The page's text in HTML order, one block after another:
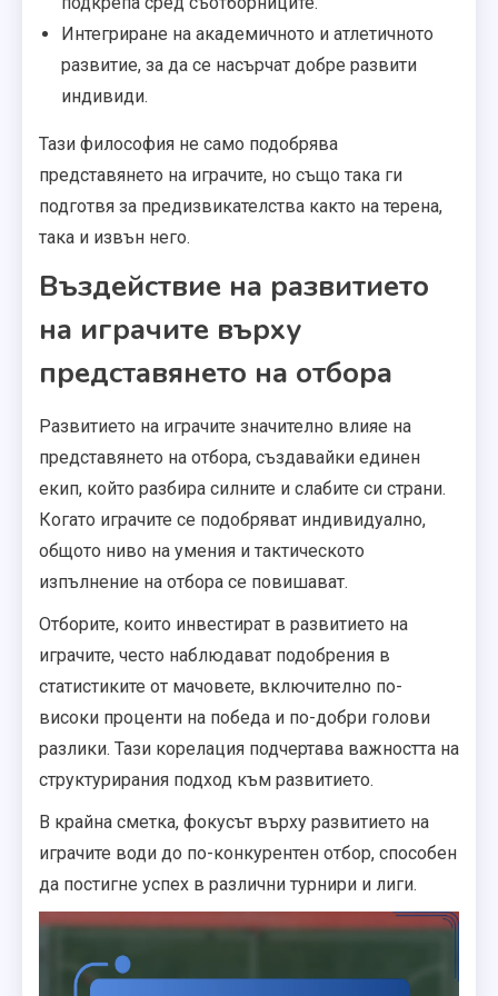
Интегриране на академичното и атлетичното
развитие, за да се насърчат добре развити
индивиди.
Тази философия не само подобрява
представянето на играчите, но също така ги
подготвя за предизвикателства както на терена,
така и извън него.
Въздействие на развитието
на играчите върху
представянето на отбора
Развитието на играчите значително влияе на
представянето на отбора, създавайки единен
екип, който разбира силните и слабите си страни.
Когато играчите се подобряват индивидуално,
общото ниво на умения и тактическото
изпълнение на отбора се повишават.
Отборите, които инвестират в развитието на
играчите, често наблюдават подобрения в
статистиките от мачовете, включително по-
високи проценти на победа и по-добри голови
разлики. Тази корелация подчертава важността на
структурирания подход към развитието.
В крайна сметка, фокусът върху развитието на
играчите води до по-конкурентен отбор, способен
да постигне успех в различни турнири и лиги.